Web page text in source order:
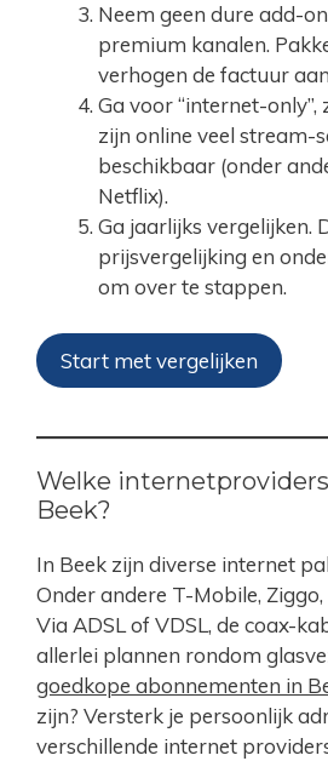
Neem geen dure add-
premium kanalen.
verhogen de factuur
Ga voor “internet-only”,
zijn online veel stream-
beschikbaar (onder
Netflix).
Ga jaarlijks vergelijken.
prijsvergelijking en
om over te stappen.
Start met vergelijken
Welke
Beek?
In Beek zijn diverse internet
Onder andere T-Mobile, Ziggo,
Via ADSL of VDSL, de coax-
allerlei plannen rondom
goedkope abonnementen in
zijn? Versterk je persoonlijk
verschillende internet